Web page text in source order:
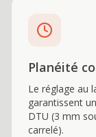
Planéité
Le réglage au
garantissent
DTU (3 mm
carrelé).